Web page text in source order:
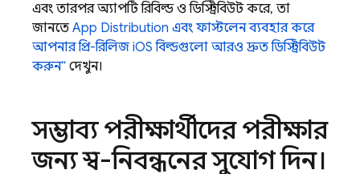
এবং তারপর অ্যাপটি রিবিল্ড ও ডিস্ট্রিবিউট করে, তা
জানতে App Distribution এবং ফাস্টলেন ব্যবহার করে
আপনার প্রি-রিলিজ iOS বিল্ডগুলো আরও দ্রুত ডিস্ট্রিবিউট
করুন” দেখুন।
সম্ভাব্য পরীক্ষার্থীদের পরীক্ষার
জন্য স্ব-নিবন্ধনের সুযোগ দিন।